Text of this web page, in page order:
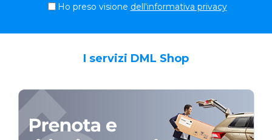
Ho preso visione dell'informativa privacy
I servizi DML Shop